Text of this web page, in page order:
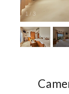
1 / 3